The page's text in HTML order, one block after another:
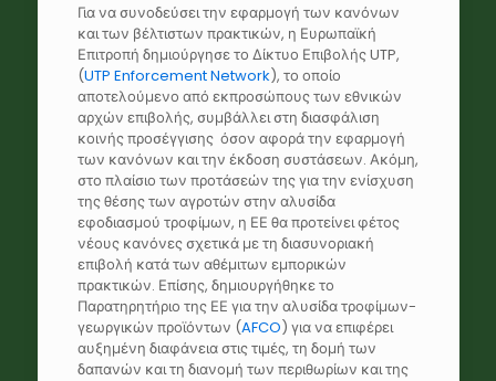
Για να συνοδεύσει την εφαρμογή των κανόνων
και των βέλτιστων πρακτικών, η Ευρωπαϊκή
Επιτροπή δημιούργησε το Δίκτυο Επιβολής UTP,
(UTP Enforcement Network), το οποίο
αποτελούμενο από εκπροσώπους των εθνικών
αρχών επιβολής, συμβάλλει στη διασφάλιση
κοινής προσέγγισης όσον αφορά την εφαρμογή
των κανόνων και την έκδοση συστάσεων. Ακόμη,
στο πλαίσιο των προτάσεών της για την ενίσχυση
της θέσης των αγροτών στην αλυσίδα
εφοδιασμού τροφίμων, η ΕΕ θα προτείνει φέτος
νέους κανόνες σχετικά με τη διασυνοριακή
επιβολή κατά των αθέμιτων εμπορικών
πρακτικών. Επίσης, δημιουργήθηκε το
Παρατηρητήριο της ΕΕ για την αλυσίδα τροφίμων-
γεωργικών προϊόντων (AFCO) για να επιφέρει
αυξημένη διαφάνεια στις τιμές, τη δομή των
δαπανών και τη διανομή των περιθωρίων και της